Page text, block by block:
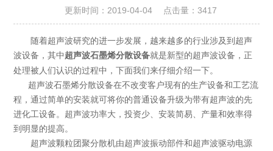
更新时间：2019-04-04 点击量： 3417
随着超声波研究的进一步发展，越来越多的行业涉及到超声
波设备，其中 超声波石墨烯分散设备就是新型的超声波设备，正
处理被人们认识的过程中，下面我们来仔细介绍一下。
超声波石墨烯分散设备在不改变客户现有的生产设备和工艺流
程，通过简单的安装就可将你的普通设备升级为带有超声波的先
进化工设备。超声波功率大，投资少、安装简易、产量和效率得
到明显的提高。
超声波颗粒团聚分散机由超声波振动部件和超声波驱动电源